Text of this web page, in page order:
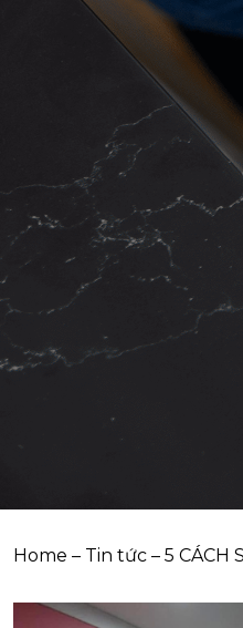
Home – Tin tức – 5 CÁCH